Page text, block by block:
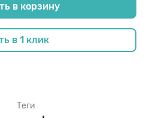
в корзину
в 1 клик
Теги